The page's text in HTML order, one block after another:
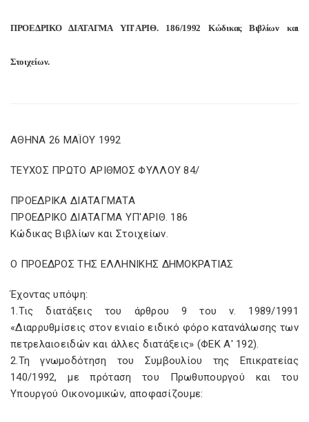
ΠΡΟΕΔΡΙΚΟ ΔΙΑΤΑΓΜΑ ΥΠ'ΑΡΙΘ. 186/1992 Κώδικας Βιβλίων και
Στοιχείων.
ΑΘΗΝΑ 26 ΜΑΪΟΥ 1992
ΤΕΥΧΟΣ ΠΡΩΤΟ ΑΡΙΘΜΟΣ ΦΥΛΛΟΥ 84/
ΠΡΟΕΔΡΙΚΑ ΔΙΑΤΑΓΜΑΤΑ
ΠΡΟΕΔΡΙΚΟ ΔΙΑΤΑΓΜΑ ΥΠ'ΑΡΙΘ. 186
Κώδικας Βιβλίων και Στοιχείων.
Ο ΠΡΟΕΔΡΟΣ ΤΗΣ ΕΛΛΗΝΙΚΗΣ ΔΗΜΟΚΡΑΤΙΑΣ
Έχοντας υπόψη:
1.Τις διατάξεις του άρθρου 9 του ν. 1989/1991
«Διαρρυθμίσεις στον ενιαίο ειδικό φόρο κατανάλωσης των
πετρελαιοειδών και άλλες διατάξεις» (ΦΕΚ Α' 192).
2.Τη γνωμοδότηση του Συμβουλίου της Επικρατείας
140/1992, με πρόταση του Πρωθυπουργού και του
Υπουργού Οικονομικών, αποφασίζουμε: